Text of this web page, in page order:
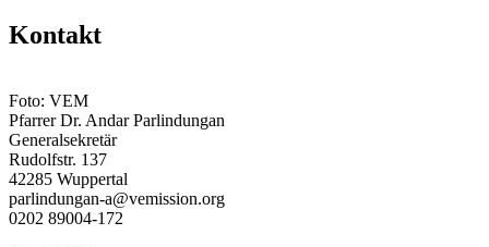
Kontakt
Foto: VEM
Pfarrer Dr. Andar Parlindungan
Generalsekretär
Rudolfstr. 137
42285 Wuppertal
parlindungan-a@vemission.org
0202 89004-172